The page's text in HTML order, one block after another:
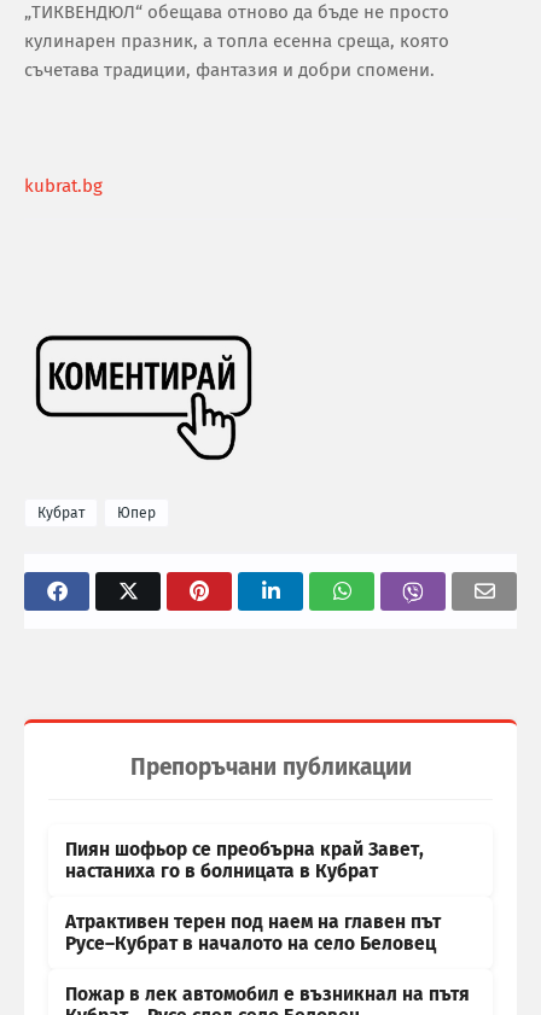
„ТИКВЕНДЮЛ“ обещава отново да бъде не просто
кулинарен празник, а топла есенна среща, която
съчетава традиции, фантазия и добри спомени.
kubrat.bg
Кубрат Юпер
Препоръчани публикации
Пиян шофьор се преобърна край Завет,
настаниха го в болницата в Кубрат
Атрактивен терен под наем на главен път
Русе–Кубрат в началото на село Беловец
Пожар в лек автомобил е възникнал на пътя